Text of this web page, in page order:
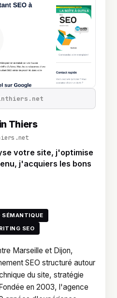
Thiers
votre site, j'optimise
j'acquiers les bons
SÉMANTIQUE
SEO
Marseille et Dijon,
SEO structuré autour
du site, stratégie
en 2003, l'agence